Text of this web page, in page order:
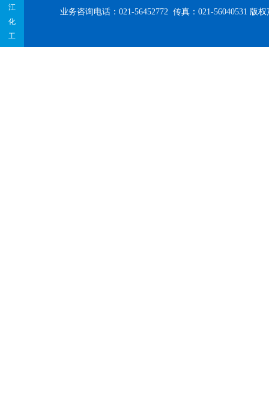
江
化
工
业务咨询电话：021-56452772 传真：021-56040531 版权